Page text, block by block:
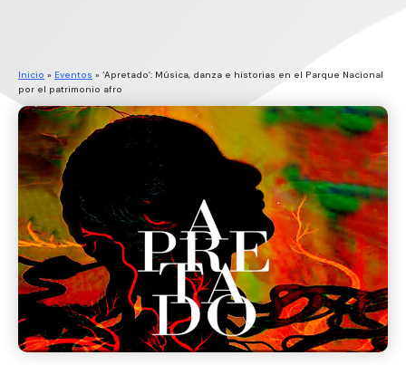
Inicio » Eventos » ‘Apretado’: Música, danza e historias en el Parque Nacional
por el patrimonio afro